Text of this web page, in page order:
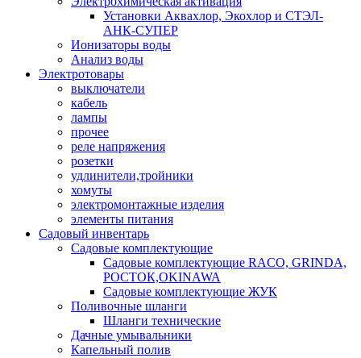
Установки Аквахлор, Экохлор и СТЭЛ-
АНК-СУПЕР
Ионизаторы воды
Анализ воды
Электротовары
выключатели
кабель
лампы
прочее
реле напряжения
розетки
удлинители,тройники
хомуты
электромонтажные изделия
элементы питания
Садовый инвентарь
Садовые комплектующие
Садовые комплектующие RACO, GRINDA,
РОСТОК,OKINAWA
Садовые комплектующие ЖУК
Поливочные шланги
Шланги технические
Дачные умывальники
Капельный полив